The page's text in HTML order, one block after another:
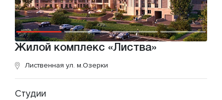
Жилой комплекс «Листва»
Лиственная ул. м.Озерки
Студии